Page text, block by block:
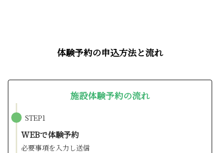
体験予約の申込方法と流れ
施設体験予約の流れ
STEP1
WEBで体験予約
必要事項を入力し送信